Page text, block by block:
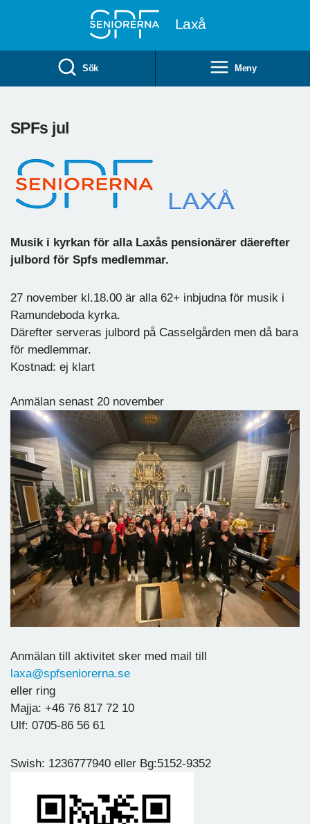
Laxå
Sök Meny
SPFs jul
Musik i kyrkan för alla Laxås pensionärer däerefter
julbord för Spfs medlemmar.
27 november kl.18.00 är alla 62+ inbjudna för musik i
Ramundeboda kyrka.
Därefter serveras julbord på Casselgården men då bara
för medlemmar.
Kostnad: ej klart
Anmälan senast 20 november
Anmälan till aktivitet sker med mail till
laxa@spfseniorerna.se
eller ring
Majja: +46 76 817 72 10
Ulf: 0705-86 56 61
Swish: 1236777940 eller Bg:5152-9352